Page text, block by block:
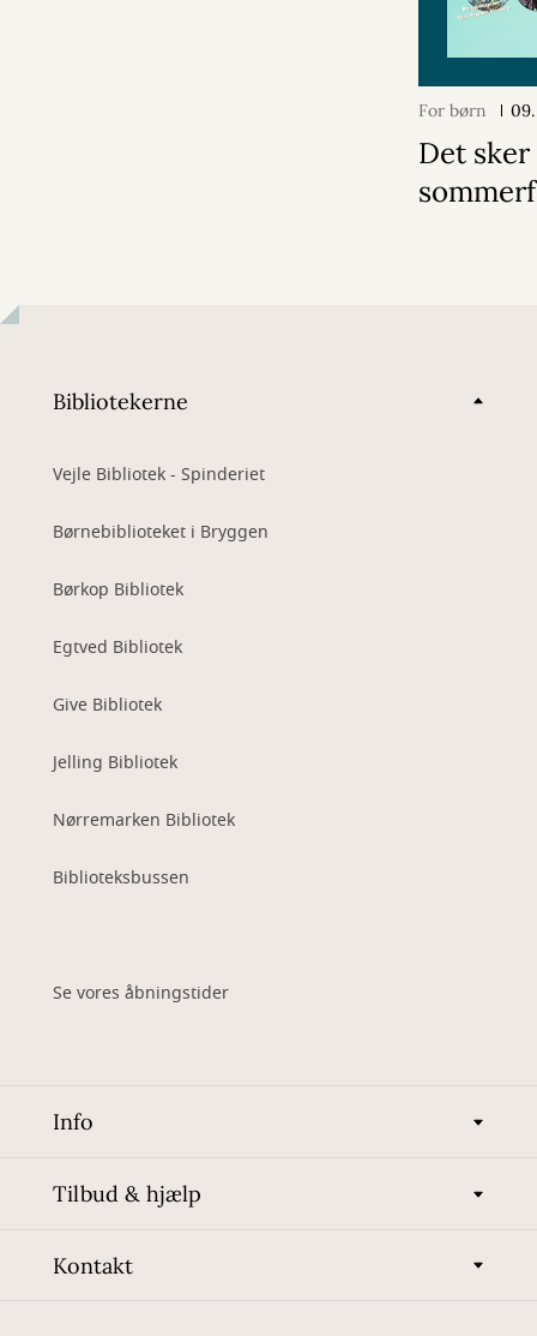
For børn
Det
Bibliotekerne
Vejle Bibliotek - Spinderiet
Børnebiblioteket i Bryggen
Børkop Bibliotek
Egtved Bibliotek
Give Bibliotek
Jelling Bibliotek
Nørremarken Bibliotek
Biblioteksbussen
Se vores åbningstider
Info
Tilbud & hjælp
Kontakt